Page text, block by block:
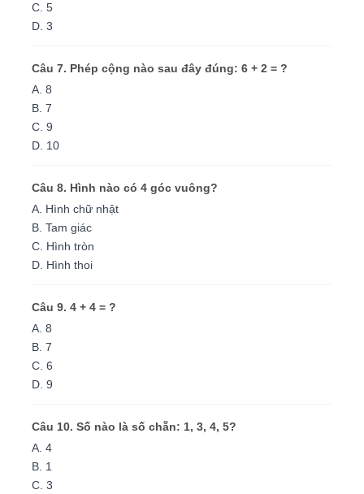
C. 5
D. 3
Câu 7. Phép cộng nào sau đây đúng: 6 + 2 = ?
A. 8
B. 7
C. 9
D. 10
Câu 8. Hình nào có 4 góc vuông?
A. Hình chữ nhật
B. Tam giác
C. Hình tròn
D. Hình thoi
Câu 9. 4 + 4 = ?
A. 8
B. 7
C. 6
D. 9
Câu 10. Số nào là số chẵn: 1, 3, 4, 5?
A. 4
B. 1
C. 3